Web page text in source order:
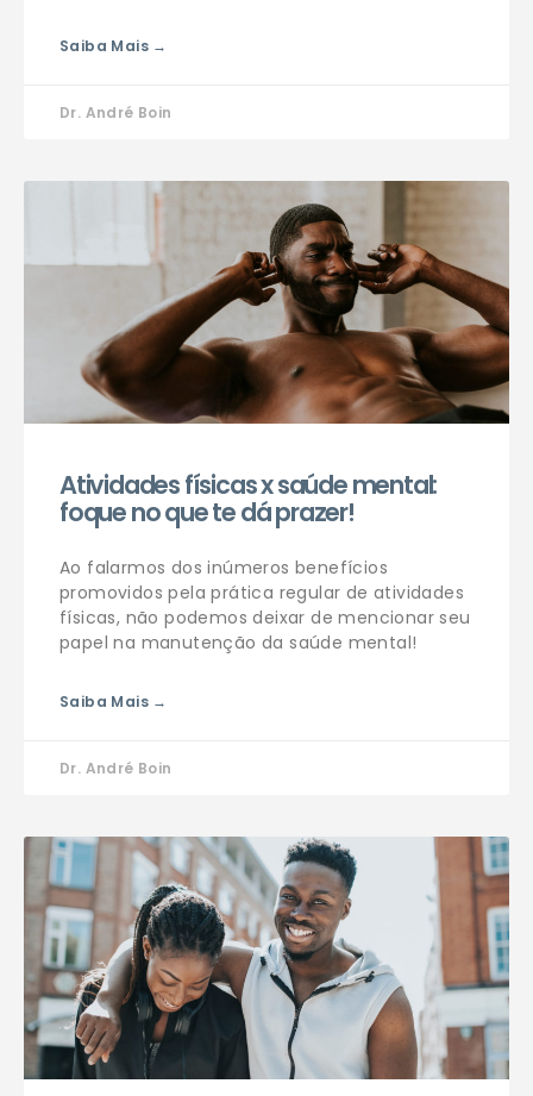
Saiba Mais →
Dr. André Boin
Atividades físicas x saúde mental:
foque no que te dá prazer!
Ao falarmos dos inúmeros benefícios
promovidos pela prática regular de atividades
físicas, não podemos deixar de mencionar seu
papel na manutenção da saúde mental!
Saiba Mais →
Dr. André Boin